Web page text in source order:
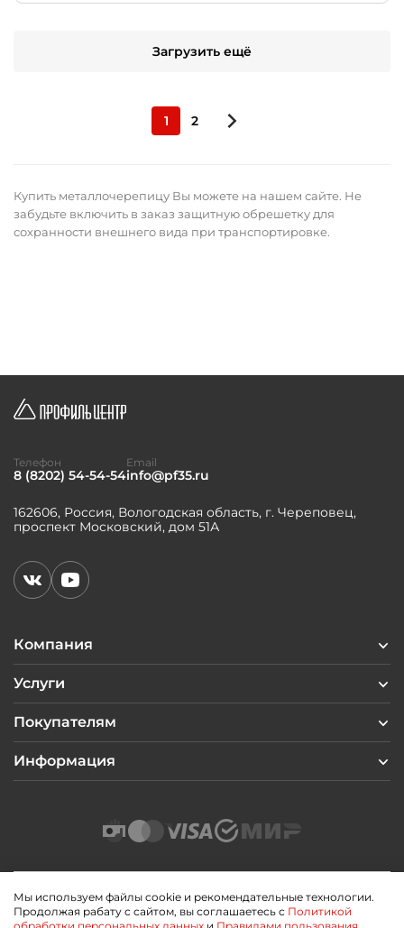
Загрузить ещё
1 2
Купить металлочерепицу Вы можете на нашем сайте. Не
забудьте включить в заказ защитную обрешетку для
сохранности внешнего вида при транспортировке.
Компания
Услуги
Покупателям
Информация
162606, Россия, Вологодская область, г. Череповец,
проспект Московский, дом 51А
Телефон
8 (8202) 54-54-54
Email
info@pf35.ru
2026 © Профиль Центр
Мы используем файлы cookie и рекомендательные технологии.
Продолжая рабату с сайтом, вы соглашаетесь с Политикой